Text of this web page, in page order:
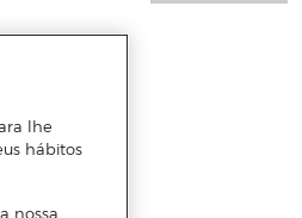
lhe
hábitos
nossa